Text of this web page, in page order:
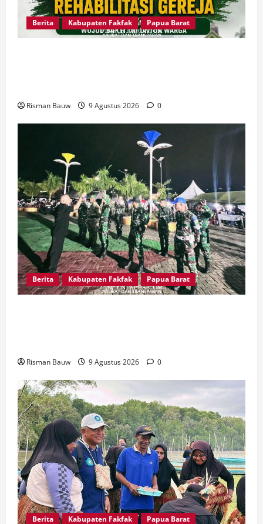
Berita Kabupaten Fakfak Papua Barat
Risman Bauw 9 Agustus 2026 0
Berita Kabupaten Fakfak Papua Barat
Risman Bauw 9 Agustus 2026 0
Berita Kabupaten Fakfak Papua Barat